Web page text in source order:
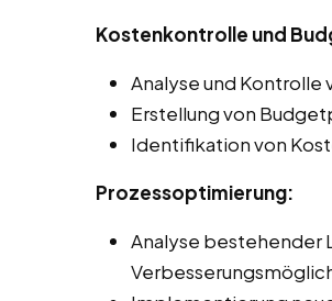
Kostenkontrolle und
Analyse und Kontrolle
Erstellung von
Identifikation von
Prozessoptimierung:
Analyse bestehender